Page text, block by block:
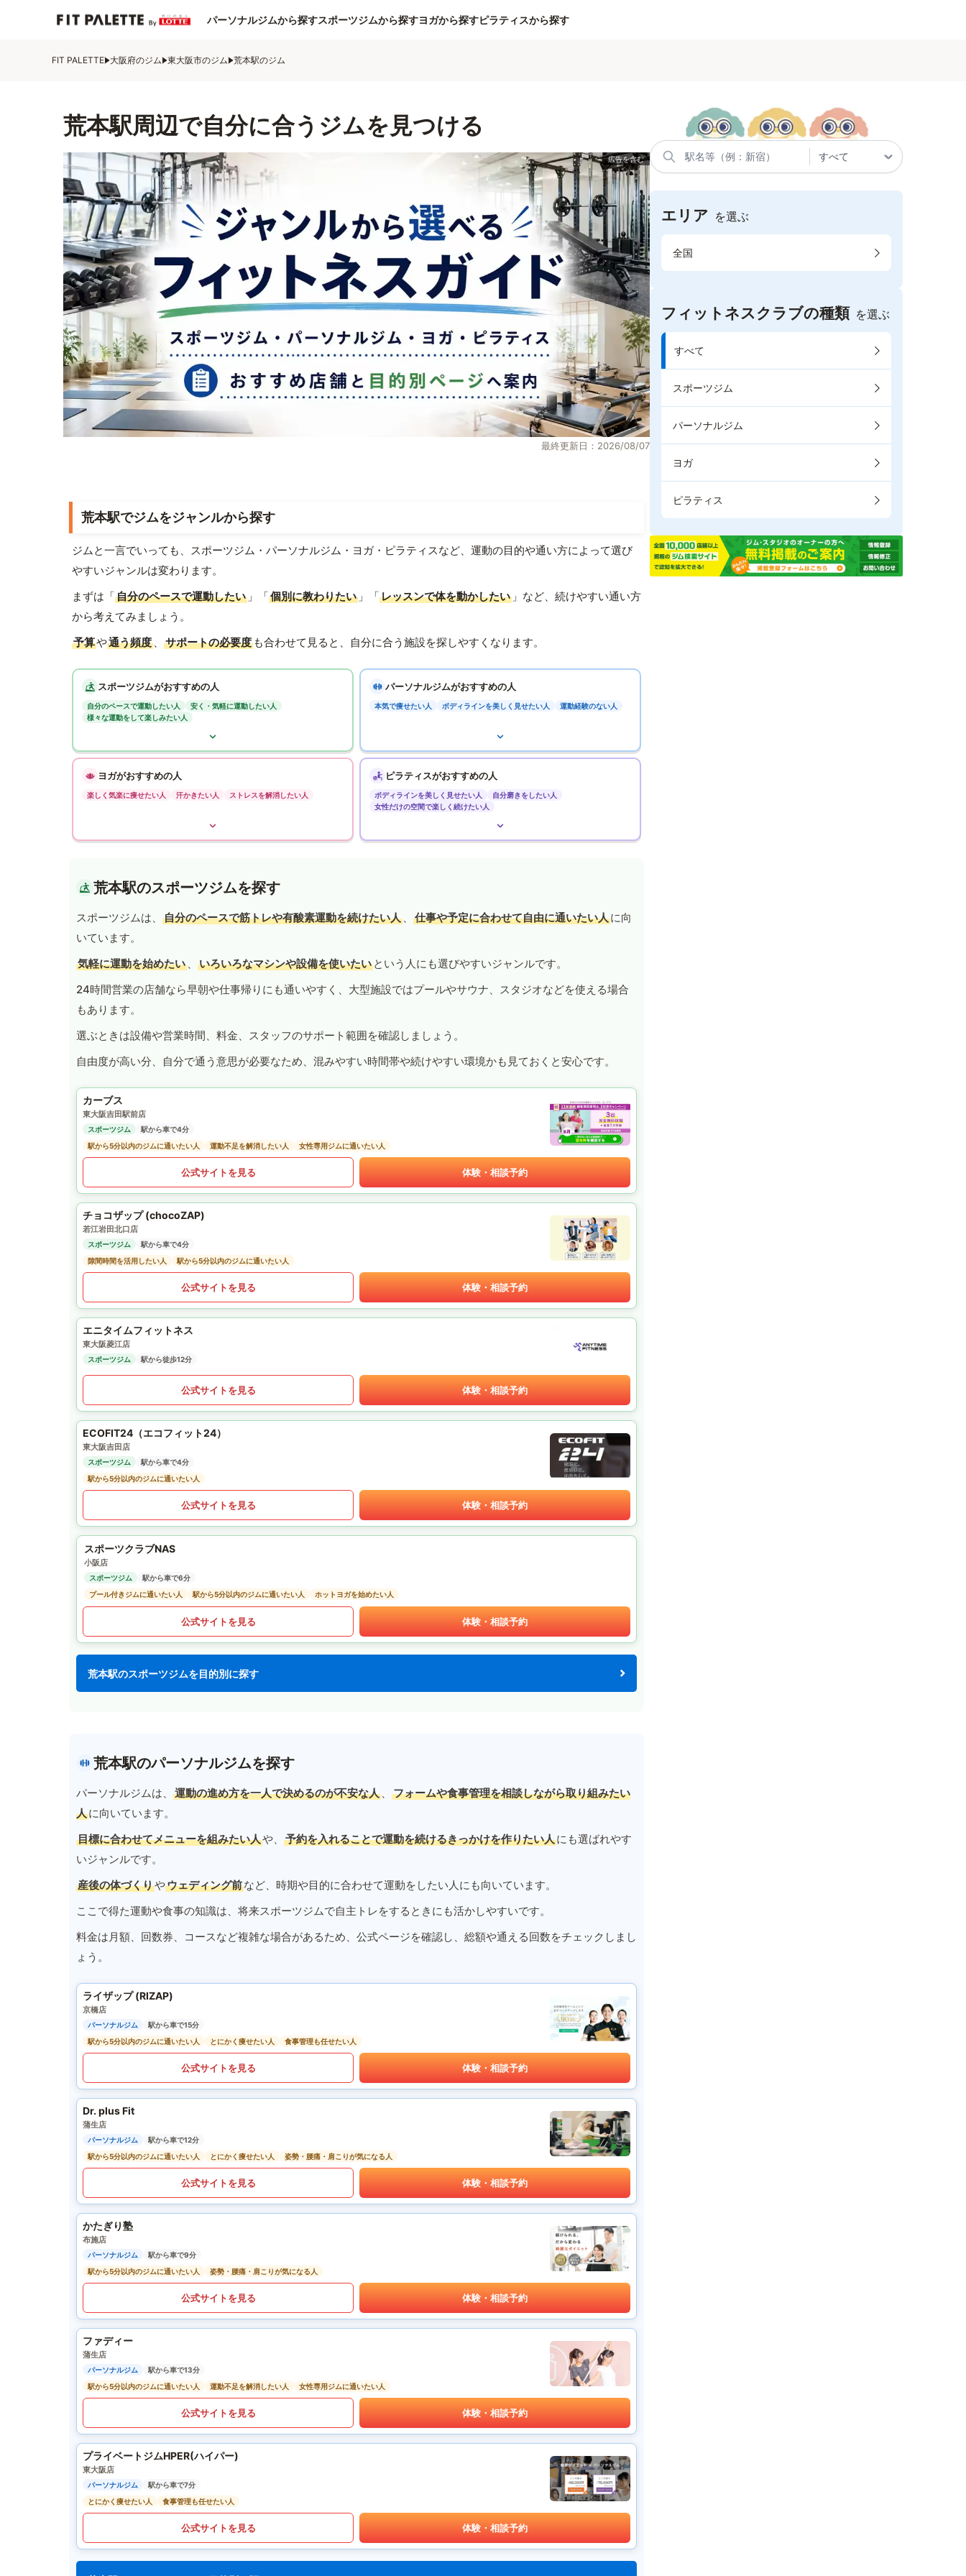
パーソナルジムから探すスポーツジムから探すヨガから探すピラティスから探す
FIT PALETTE 大阪府のジム 東大阪市のジム 荒本駅のジム
荒本駅周辺で自分に合うジムを見つける
最終更新日：2026/08/07
荒本駅でジムをジャンルから探す
ジムと一言でいっても、スポーツジム・パーソナルジム・ヨガ・ピラティスなど、運動の目的や通い方によって選び
やすいジャンルは変わります。
まずは「自分のペースで運動したい 」「個別に教わりたい 」「レッスンで体を動かしたい 」など、続けやすい通い方
から考えてみましょう。
予算や通う頻度 、 サポートの必要度 も合わせて見ると、自分に合う施設を探しやすくなります。
スポーツジムがおすすめの人
自分のペースで運動したい人
安く・気軽に運動したい人
様々な運動をして楽しみたい人
パーソナルジムがおすすめの人
本気で痩せたい人 ボディラインを美しく見せたい人 運動経験のない人
ヨガがおすすめの人
楽しく気楽に痩せたい人 汗かきたい人 ストレスを解消したい人
ピラティスがおすすめの人
ボディラインを美しく見せたい人
自分磨きをしたい人
女性だけの空間で楽しく続けたい人
荒本駅のスポーツジムを探す
スポーツジムは、 自分のペースで筋トレや有酸素運動を続けたい人 、 仕事や予定に合わせて自由に通いたい人に向
いています。
気軽に運動を始めたい 、 いろいろなマシンや設備を使いたい という人にも選びやすいジャンルです。
24時間営業の店舗なら早朝や仕事帰りにも通いやすく、大型施設ではプールやサウナ、スタジオなどを使える場合
もあります。
選ぶときは設備や営業時間、料金、スタッフのサポート範囲を確認しましょう。
自由度が高い分、自分で通う意思が必要なため、混みやすい時間帯や続けやすい環境かも見ておくと安心です。
カーブス
東大阪吉田駅前店
スポーツジム
駅から車で4分
駅から5分以内のジムに通いたい人
運動不足を解消したい人 女性専用ジムに通いたい人
公式サイトを見る 体験・相談予約
チョコザップ (chocoZAP)
若江岩田北口店
スポーツジム
駅から車で4分
隙間時間を活用したい人
駅から5分以内のジムに通いたい人
公式サイトを見る 体験・相談予約
エニタイムフィットネス
東大阪菱江店
スポーツジム 駅から徒歩12分
公式サイトを見る 体験・相談予約
ECOFIT24（エコフィット24）
東大阪吉田店
スポーツジム
駅から車で4分
駅から5分以内のジムに通いたい人
公式サイトを見る 体験・相談予約
スポーツクラブNAS
小阪店
スポーツジム
駅から車で6分
プール付きジムに通いたい人
駅から5分以内のジムに通いたい人 ホットヨガを始めたい人
公式サイトを見る 体験・相談予約
荒本駅のスポーツジムを目的別に探す
荒本駅のパーソナルジムを探す
パーソナルジムは、 運動の進め方を一人で決めるのが不安な人 、
フォームや食事管理を相談しながら取り組みたい
人に向いています。
目標に合わせてメニューを組みたい人や、 予約を入れることで運動を続けるきっかけを作りたい人にも選ばれやす
いジャンルです。
産後の体づくりやウェディング前など、時期や目的に合わせて運動をしたい人にも向いています。
ここで得た運動や食事の知識は、将来スポーツジムで自主トレをするときにも活かしやすいです。
料金は月額、回数券、コースなど複雑な場合があるため、公式ページを確認し、総額や通える回数をチェックしまし
ょう。
ライザップ (RIZAP)
京橋店
パーソナルジム
駅から車で15分
駅から5分以内のジムに通いたい人
とにかく痩せたい人 食事管理も任せたい人
公式サイトを見る 体験・相談予約
Dr. plus Fit
蒲生店
パーソナルジム
駅から車で12分
駅から5分以内のジムに通いたい人
とにかく痩せたい人 姿勢・腰痛・肩こりが気になる人
公式サイトを見る 体験・相談予約
かたぎり塾
布施店
パーソナルジム
駅から車で9分
駅から5分以内のジムに通いたい人
姿勢・腰痛・肩こりが気になる人
公式サイトを見る 体験・相談予約
ファディー
蒲生店
パーソナルジム
駅から車で13分
駅から5分以内のジムに通いたい人
運動不足を解消したい人 女性専用ジムに通いたい人
公式サイトを見る 体験・相談予約
プライベートジムHPER(ハイパー)
東大阪店
パーソナルジム
駅から車で7分
とにかく痩せたい人
食事管理も任せたい人
公式サイトを見る 体験・相談予約
エリア を選ぶ
全国
フィットネスクラブの種類 を選ぶ
すべて
スポーツジム
パーソナルジム
ヨガ
ピラティス